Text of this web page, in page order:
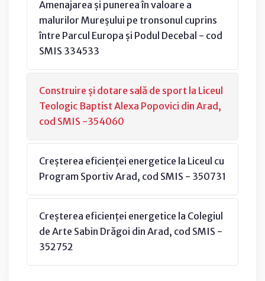
Amenajarea și punerea în valoare a
malurilor Mureșului pe tronsonul cuprins
între Parcul Europa și Podul Decebal - cod
SMIS 334533
Construire și dotare sală de sport la Liceul
Teologic Baptist Alexa Popovici din Arad,
cod SMIS -354060
Creșterea eficienței energetice la Liceul cu
Program Sportiv Arad, cod SMIS - 350731
Creșterea eficienței energetice la Colegiul
de Arte Sabin Drăgoi din Arad, cod SMIS -
352752